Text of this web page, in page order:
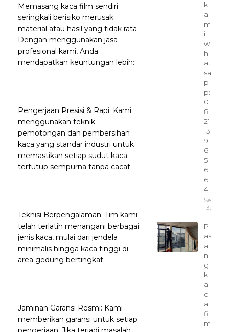
Memasang kaca film sendiri
seringkali berisiko merusak
material atau hasil yang tidak rata.
Dengan menggunakan jasa
profesional kami, Anda
mendapatkan keuntungan lebih:
Pengerjaan Presisi & Rapi: Kami
menggunakan teknik
pemotongan dan pembersihan
kaca yang standar industri untuk
memastikan setiap sudut kaca
tertutup sempurna tanpa cacat.
Teknisi Berpengalaman: Tim kami
telah terlatih menangani berbagai
jenis kaca, mulai dari jendela
minimalis hingga kaca tinggi di
area gedung bertingkat.
Jaminan Garansi Resmi: Kami
memberikan garansi untuk setiap
k
a
m
i
w
h
at
sa
p
p:
0
8
21
13
9
6
5
6
6
4
13, 2025
P
as
a
n
g
k
a
c
a
fil
m